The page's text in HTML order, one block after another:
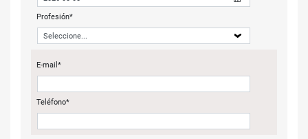
Profesión*
E-mail*
Teléfono*